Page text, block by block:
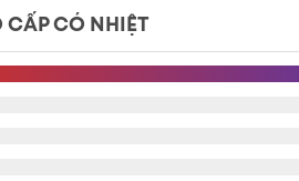
CÓ NHIỆT